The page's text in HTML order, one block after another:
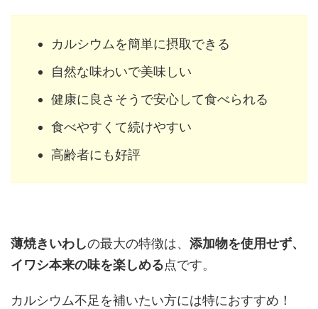
カルシウムを簡単に摂取できる
自然な味わいで美味しい
健康に良さそうで安心して食べられる
食べやすくて続けやすい
高齢者にも好評
薄焼きいわしの最大の特徴は、 添加物を使用せず、
イワシ本来の味を楽しめる点です。
カルシウム不足を補いたい方には特におすすめ！